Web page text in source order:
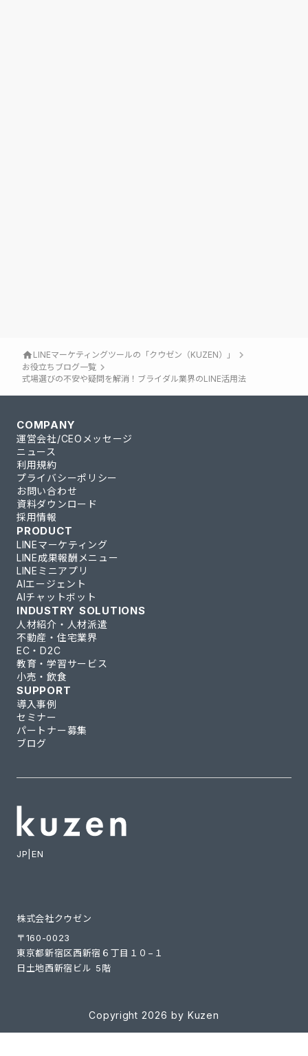
home LINEマーケティングツールの「クウゼン（KUZEN）」 keyboard_arrow_right
お役立ちブログ一覧 keyboard_arrow_right
式場選びの不安や疑問を解消！ブライダル業界のLINE活用法
JP EN
株式会社クウゼン
〒160-0023
東京都新宿区西新宿６丁目１０−１
日土地西新宿ビル 5階
COMPANY
運営会社/CEOメッセージ
ニュース
利用規約
プライバシーポリシー
お問い合わせ
資料ダウンロード
採用情報
PRODUCT
LINEマーケティング
LINE成果報酬メニュー
LINEミニアプリ
AIエージェント
AIチャットボット
INDUSTRY SOLUTIONS
人材紹介・人材派遣
不動産・住宅業界
EC・D2C
教育・学習サービス
小売・飲食
SUPPORT
導入事例
セミナー
パートナー募集
ブログ
Copyright 2026 by Kuzen